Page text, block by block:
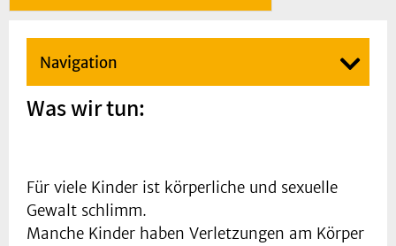
Navigation
Was wir tun:
Für viele Kinder ist körperliche und sexuelle
Gewalt schlimm.
Manche Kinder haben Verletzungen am Körper